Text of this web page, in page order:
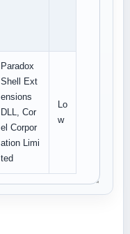
Paradox
Shell Ext
ensions
DLL, Cor
el Corpor
ation Limi
ted
Lo
w